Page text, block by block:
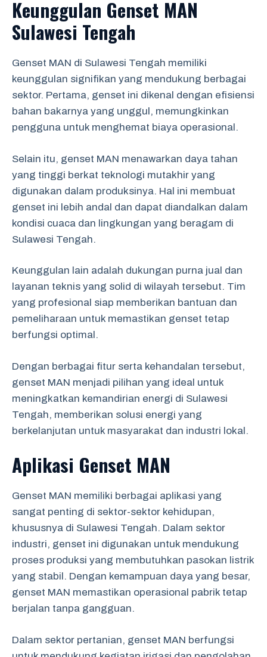
Keunggulan Genset MAN
Sulawesi Tengah
Genset MAN di Sulawesi Tengah memiliki
keunggulan signifikan yang mendukung berbagai
sektor. Pertama, genset ini dikenal dengan efisiensi
bahan bakarnya yang unggul, memungkinkan
pengguna untuk menghemat biaya operasional.
Selain itu, genset MAN menawarkan daya tahan
yang tinggi berkat teknologi mutakhir yang
digunakan dalam produksinya. Hal ini membuat
genset ini lebih andal dan dapat diandalkan dalam
kondisi cuaca dan lingkungan yang beragam di
Sulawesi Tengah.
Keunggulan lain adalah dukungan purna jual dan
layanan teknis yang solid di wilayah tersebut. Tim
yang profesional siap memberikan bantuan dan
pemeliharaan untuk memastikan genset tetap
berfungsi optimal.
Dengan berbagai fitur serta kehandalan tersebut,
genset MAN menjadi pilihan yang ideal untuk
meningkatkan kemandirian energi di Sulawesi
Tengah, memberikan solusi energi yang
berkelanjutan untuk masyarakat dan industri lokal.
Aplikasi Genset MAN
Genset MAN memiliki berbagai aplikasi yang
sangat penting di sektor-sektor kehidupan,
khususnya di Sulawesi Tengah. Dalam sektor
industri, genset ini digunakan untuk mendukung
proses produksi yang membutuhkan pasokan listrik
yang stabil. Dengan kemampuan daya yang besar,
genset MAN memastikan operasional pabrik tetap
berjalan tanpa gangguan.
Dalam sektor pertanian, genset MAN berfungsi